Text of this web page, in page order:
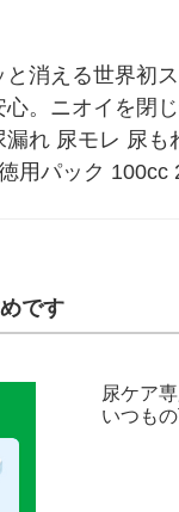
消える世界初
心。ニオイを
れ 尿モレ 尿
用パック 100cc
です
尿ケア
いつも